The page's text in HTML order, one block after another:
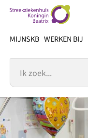
inhoud
MIJNSKB WERKEN BIJ